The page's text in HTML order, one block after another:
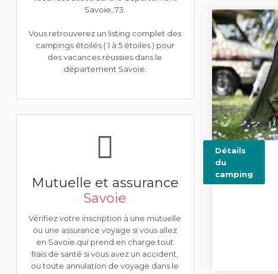
Savoie, 73.
Vous retrouverez un listing complet des
campings étoilés ( 1 à 5 étoiles ) pour
des vacances réussies dans le
département Savoie.
Mutuelle et assurance
Savoie
Vérifiez votre inscription à une mutuelle
ou une assurance voyage si vous allez
en Savoie qui prend en charge tout
frais de santé si vous avez un accident,
ou toute annulation de voyage dans le
Détails
du
camping